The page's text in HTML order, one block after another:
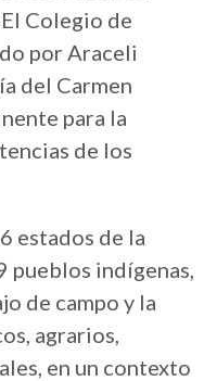
Colegio de
por Araceli
del Carmen
para la
de los
estados de la
pueblos indígenas,
de campo y la
agrarios,
en un contexto